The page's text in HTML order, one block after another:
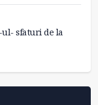
sfaturi de la